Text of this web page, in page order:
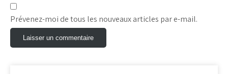
Prévenez-moi de tous les nouveaux articles par e-mail.